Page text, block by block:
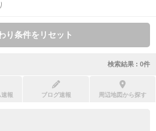
リピーター割引あり
り条件をリセット
検索結果 : 0件
速報 ブログ速報 周辺地図から探す